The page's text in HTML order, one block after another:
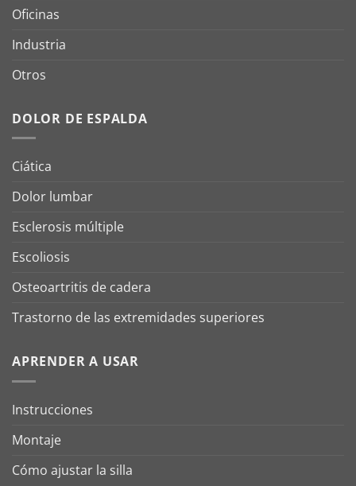
Oficinas
Industria
Otros
DOLOR DE ESPALDA
Ciática
Dolor lumbar
Esclerosis múltiple
Escoliosis
Osteoartritis de cadera
Trastorno de las extremidades superiores
APRENDER A USAR
Instrucciones
Montaje
Cómo ajustar la silla